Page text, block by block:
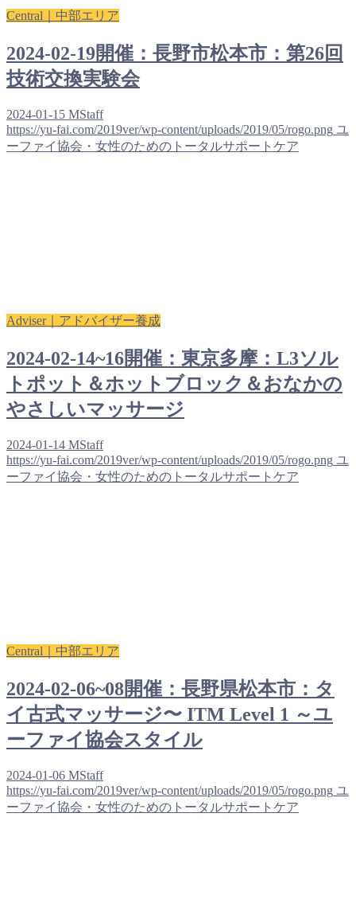
Central｜中部エリア
2024-02-19開催：長野市松本市：第26回
技術交換実験会
2024-01-15 MStaff
https://yu-fai.com/2019ver/wp-content/uploads/2019/05/rogo.png ユ
ーファイ協会・女性のためのトータルサポートケア
Adviser｜アドバイザー養成
2024-02-14~16開催：東京多摩：L3ソル
トポット＆ホットブロック＆おなかの
やさしいマッサージ
2024-01-14 MStaff
https://yu-fai.com/2019ver/wp-content/uploads/2019/05/rogo.png ユ
ーファイ協会・女性のためのトータルサポートケア
Central｜中部エリア
2024-02-06~08開催：長野県松本市：タ
イ古式マッサージ〜 ITM Level 1 ～ユ
ーファイ協会スタイル
2024-01-06 MStaff
https://yu-fai.com/2019ver/wp-content/uploads/2019/05/rogo.png ユ
ーファイ協会・女性のためのトータルサポートケア